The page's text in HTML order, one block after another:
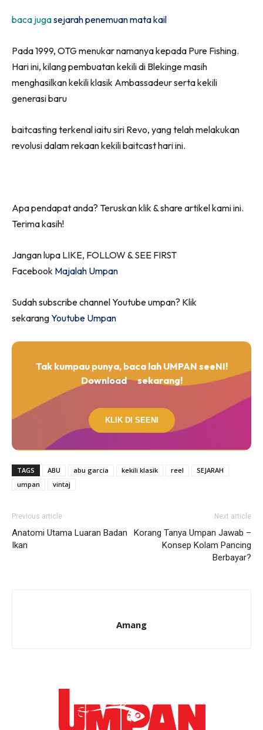
baca jugasejarah penemuan mata kail
Pada 1999, OTG menukar namanya kepada Pure Fishing.
Hari ini, kilang pembuatan kekili di Blekinge masih
menghasilkan kekili klasik Ambassadeur serta kekili
generasi baru
baitcasting terkenal iaitu siri Revo, yang telah melakukan
revolusi dalam rekaan kekili baitcast hari ini.
Apa pendapat anda? Teruskan klik & share artikel kami ini.
Terima kasih!
Jangan lupa LIKE, FOLLOW & SEE FIRST
Facebook Majalah Umpan
Sudah subscribe channel Youtube umpan? Klik
sekarangYoutube Umpan
Tak kumpau punya, baca lah UMPAN seeNI!
Download
sekarang!
KLIK DI SEENI
TAGS ABU abu garcia kekili klasik reel
SEJARAH
umpan
vintaj
Previous article
Anatomi Utama Luaran Badan
Ikan
Next article
Korang Tanya Umpan Jawab –
Konsep Kolam Pancing
Berbayar?
Amang